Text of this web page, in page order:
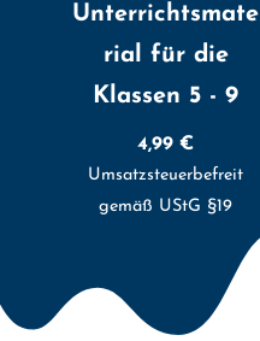
Unterrichtsmate
rial für die
Klassen 5 - 9
4,99€
Umsatzsteuerbefreit
gemäß UStG §19